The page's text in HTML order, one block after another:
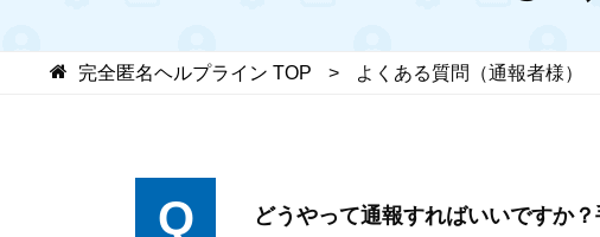
完全匿名ヘルプライン TOP よくある質問（通報者様）
Q どうやって通報すればいいですか